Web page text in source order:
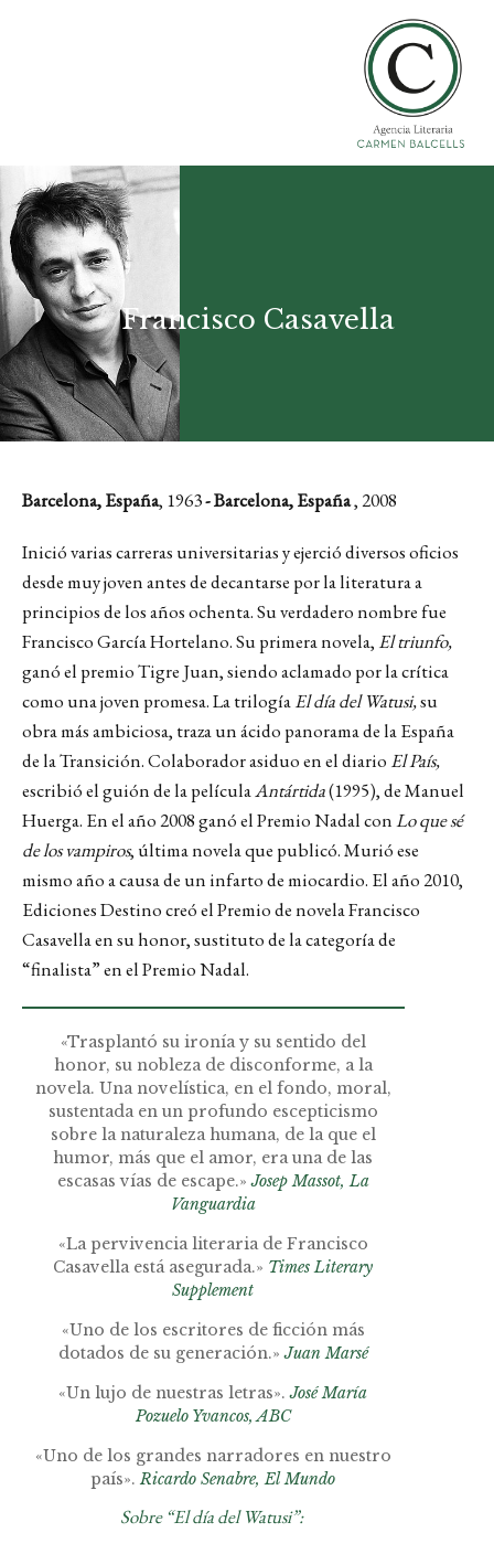
Francisco Casavella
Barcelona, España, 1963- Barcelona, España, 2008
Inició varias carreras universitarias y ejerció diversos oficios
desde muy joven antes de decantarse por la literatura a
principios de los años ochenta. Su verdadero nombre fue
Francisco García Hortelano. Su primera novela, El triunfo,
ganó el premio Tigre Juan, siendo aclamado por la crítica
como una joven promesa. La trilogíaEl día del Watusi,su
obra más ambiciosa, traza un ácido panorama de la España
de la Transición. Colaborador asiduo en el diario El País,
escribió el guión de la películaAntártida(1995), de Manuel
Huerga. En el año 2008 ganó el Premio Nadal conLo que sé
de los vampiros, última novela que publicó. Murió ese
mismo año a causa de un infarto de miocardio. El año 2010,
Ediciones Destino creó el Premio de novela Francisco
Casavella en su honor, sustituto de la categoría de
“finalista” en el Premio Nadal.
«Trasplantó su ironía y su sentido del
honor, su nobleza de disconforme, a la
novela. Una novelística, en el fondo, moral,
sustentada en un profundo escepticismo
sobre la naturaleza humana, de la que el
humor, más que el amor, era una de las
escasas vías de escape.»Josep Massot, La
Vanguardia
«La pervivencia literaria de Francisco
Casavella está asegurada.» Times Literary
Supplement
«Uno de los escritores de ficción más
dotados de su generación.»Juan Marsé
«Un lujo de nuestras letras».José María
Pozuelo Yvancos, ABC
«Uno de los grandes narradores en nuestro
país».Ricardo Senabre, El Mundo
Sobre “El día del Watusi”: